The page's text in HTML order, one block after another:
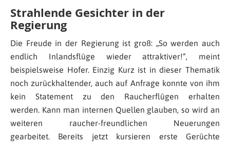
Strahlende Gesichter in der
Regierung
Die Freude in der Regierung ist groß: „So werden auch
endlich Inlandsflüge wieder attraktiver!“, meint
beispielsweise Hofer. Einzig Kurz ist in dieser Thematik
noch zurückhaltender, auch auf Anfrage konnte von ihm
kein Statement zu den Raucherflügen erhalten
werden. Kann man internen Quellen glauben, so wird an
weiteren raucher-freundlichen Neuerungen
gearbeitet. Bereits jetzt kursieren erste Gerüchte